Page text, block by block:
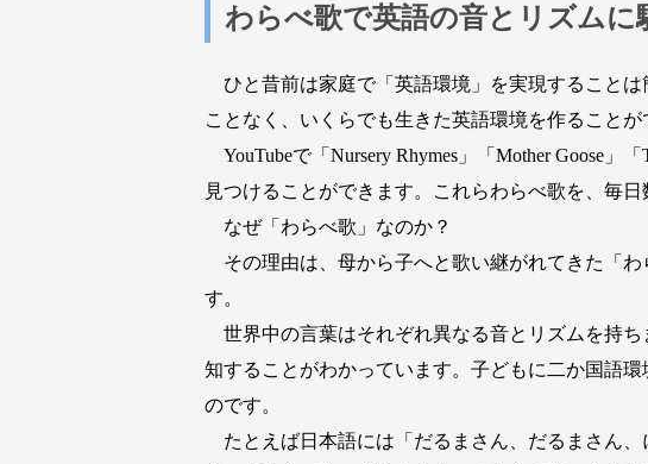
わらべ歌で英語の音とリズムに
ひと昔前は家庭で「英語環境」を実現すること
ことなく、いくらでも生きた英語環境を作ることが
YouTubeで「Nursery Rhymes」「Mother Goose」
見つけることができます。これらわらべ歌を、毎
なぜ「わらべ歌」なのか？
その理由は、母から子へと歌い継がれてきた「
す。
世界中の言葉はそれぞれ異なる音とリズムを持
知することがわかっています。子どもに二か国語
のです。
たとえば日本語には「だるまさん、だるまさん